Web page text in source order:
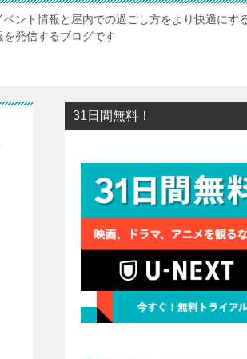
ベント情報と屋内での過ごし方をより快適にす
発信するブログです
31日間無料！